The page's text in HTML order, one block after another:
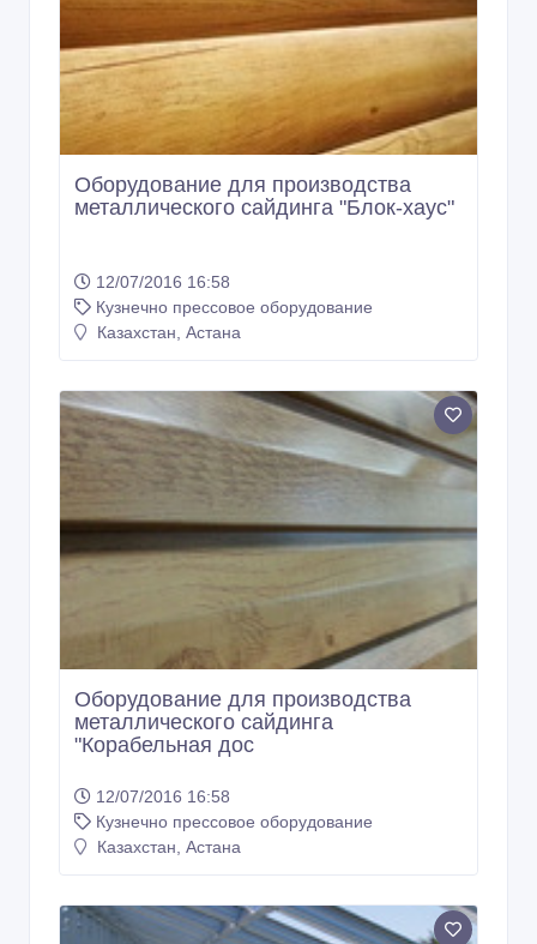
Оборудование для производства
металлического сайдинга "Блок-хаус"
12/07/2016 16:58
Кузнечно прессовое оборудование
Казахстан, Астана
Оборудование для производства
металлического сайдинга
"Корабельная дос
12/07/2016 16:58
Кузнечно прессовое оборудование
Казахстан, Астана